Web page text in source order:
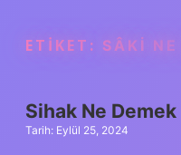
ETIKET: SÂKI NE
Sihak Ne Demek
Tarih: Eylül 25, 2024